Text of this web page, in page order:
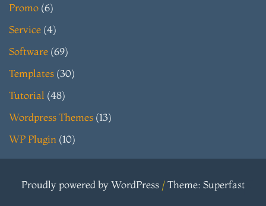
Promo (6)
Service (4)
Software (69)
Templates (30)
Tutorial (48)
Wordpress Themes (13)
WP Plugin (10)
Proudly powered by WordPress /Theme: Superfast